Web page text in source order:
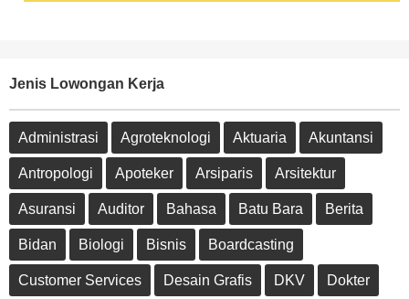
Jenis Lowongan Kerja
Administrasi Agroteknologi Aktuaria Akuntansi
Antropologi Apoteker Arsiparis Arsitektur
Asuransi Auditor Bahasa Batu Bara Berita
Bidan Biologi Bisnis Boardcasting
Customer Services Desain Grafis DKV Dokter